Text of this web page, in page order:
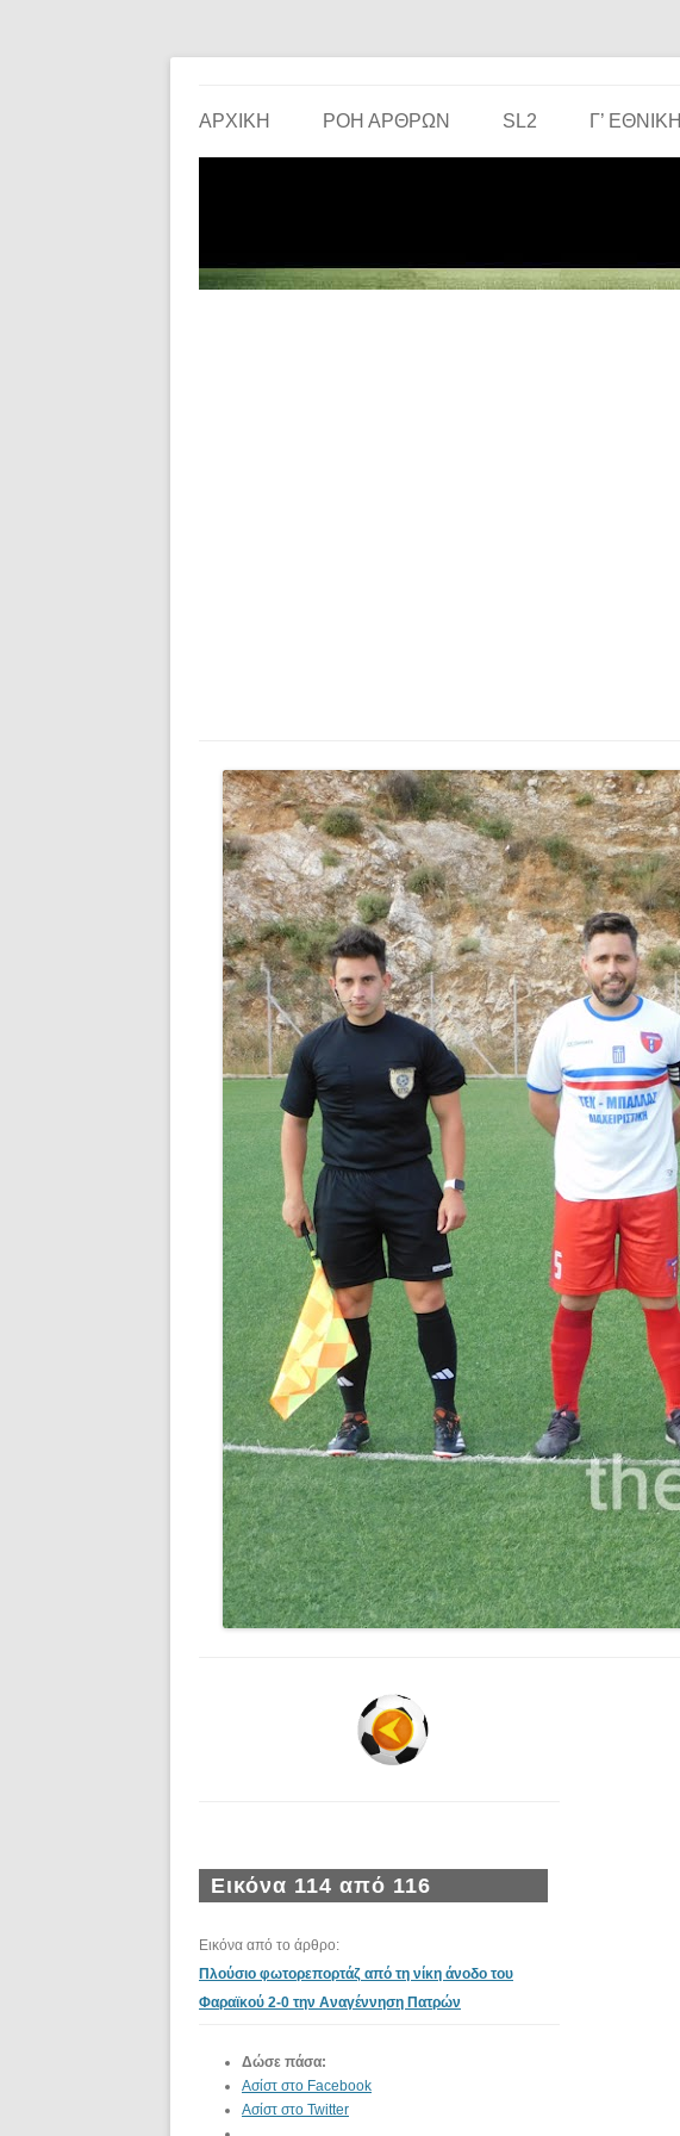
ΑΡΧΙΚΗ ΡΟΗ ΑΡΘΡΩΝ SL2 Γ’ ΕΘΝΙΚΉ
Εικόνα 114 από 116
Εικόνα από το άρθρο:
Πλούσιο φωτορεπορτάζ από τη νίκη άνοδο του
Φαραϊκού 2-0 την Αναγέννηση Πατρών
Δώσε πάσα:
Ασίστ στο Facebook
Ασίστ στο Twitter